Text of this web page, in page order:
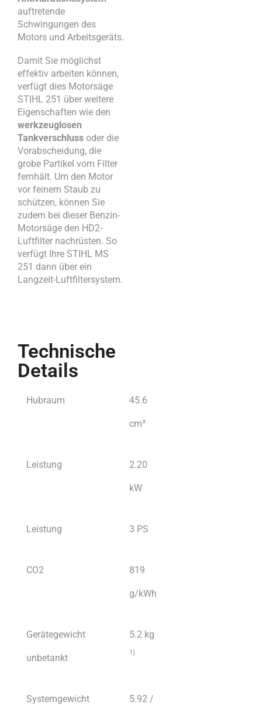
auftretende
Schwingungen des
Motors und Arbeitsgeräts.
Damit Sie möglichst
effektiv arbeiten können,
verfügt dies Motorsäge
STIHL 251 über weitere
Eigenschaften wie den
werkzeuglosen
Tankverschluss oder die
Vorabscheidung, die
grobe Partikel vom Filter
fernhält. Um den Motor
vor feinem Staub zu
schützen, können Sie
zudem bei dieser Benzin-
Motorsäge den HD2-
Luftfilter nachrüsten. So
verfügt Ihre STIHL MS
251 dann über ein
Langzeit-Luftfiltersystem.
Technische
Details
Hubraum 45.6
cm³
Leistung 2.20
kW
Leistung 3 PS
CO2 819
g/kWh
Gerätegewicht
unbetankt
5.2 kg
1)
Systemgewicht 5.92 /